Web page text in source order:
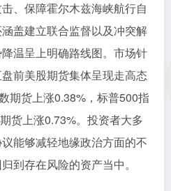
、保障霍尔木兹海峡航行自
盖建立联合监督以及冲突解
温呈上明确路线图。市场针
前美股期货集体呈现走高态
期货上涨0.38%，标普500指
货上涨0.73%。投资者大多
能够减轻地缘政治方面的不
到存在风险的资产当中。